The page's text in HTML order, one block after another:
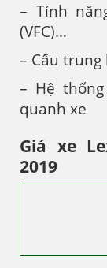
– Tính
(VFC)…
– Cấu
– Hệ
quanh xe
Giá xe
2019